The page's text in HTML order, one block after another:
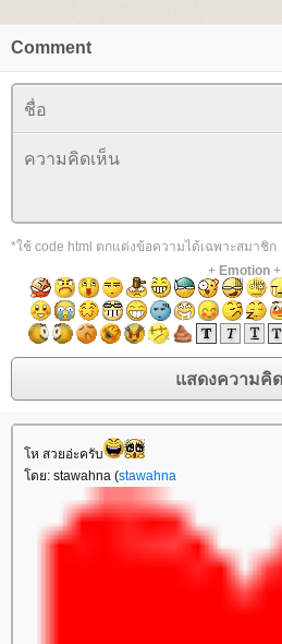
Comment
*ใช้ code html ตกแต่งข้อความได้เฉพาะสมาชิก
+ Emotion+
ห สวยอ่ะครับ
ดย: stawahna (stawahna